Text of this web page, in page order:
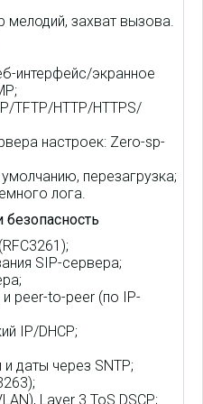
мелодий, захват вызова.
интерфейс/экранное
TFTP/HTTP/HTTPS/
настроек: Zero-sp-
перезагрузка;
лога.
безопасность
SIP-сервера;
peer-to-peer (по IP-
IP/DHCP;
даты через SNTP;
Layer 3 ToS DSCP;